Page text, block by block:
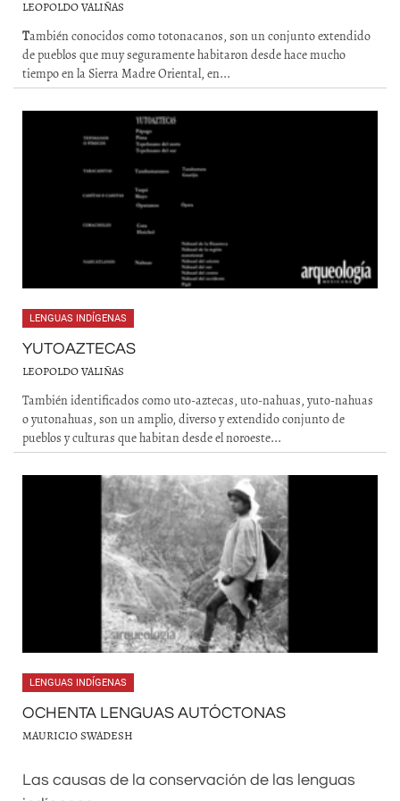
LEOPOLDO VALIÑAS
También conocidos como totonacanos, son un conjunto extendido
de pueblos que muy seguramente habitaron desde hace mucho
tiempo en la Sierra Madre Oriental, en...
LENGUAS INDÍGENAS
YUTOAZTECAS
LEOPOLDO VALIÑAS
También identificados como uto-aztecas, uto-nahuas, yuto-nahuas
o yutonahuas, son un amplio, diverso y extendido conjunto de
pueblos y culturas que habitan desde el noroeste...
LENGUAS INDÍGENAS
OCHENTA LENGUAS AUTÓCTONAS
MAURICIO SWADESH
Las causas de la conservación de las lenguas